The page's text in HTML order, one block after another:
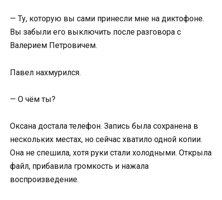
— Ту, которую вы сами принесли мне на диктофоне.
Вы забыли его выключить после разговора с
Валерием Петровичем.
Павел нахмурился.
— О чём ты?
Оксана достала телефон. Запись была сохранена в
нескольких местах, но сейчас хватило одной копии.
Она не спешила, хотя руки стали холодными. Открыла
файл, прибавила громкость и нажала
воспроизведение.